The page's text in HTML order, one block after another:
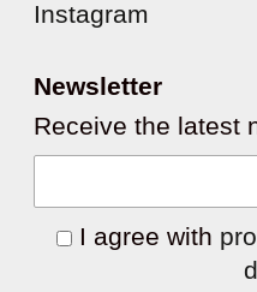
Instagram
Newsletter
Receive the latest
I agree with